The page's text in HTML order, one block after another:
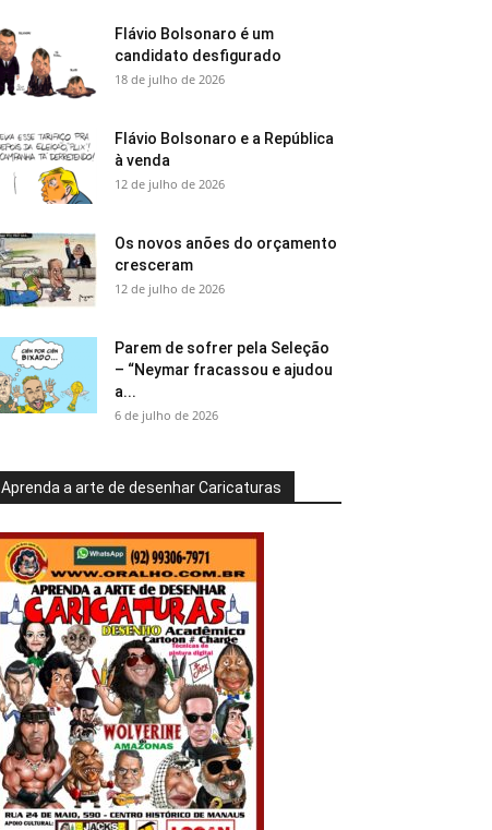
Flávio Bolsonaro é um
candidato desfigurado
18 de julho de 2026
Flávio Bolsonaro e a República
à venda
12 de julho de 2026
Os novos anões do orçamento
cresceram
12 de julho de 2026
Parem de sofrer pela Seleção
– “Neymar fracassou e ajudou
a...
6 de julho de 2026
Aprenda a arte de desenhar Caricaturas